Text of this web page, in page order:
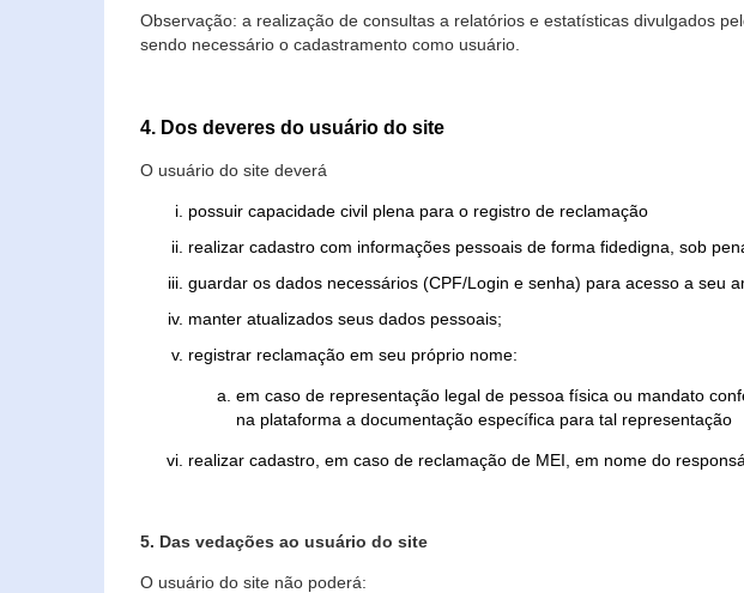
Observação: a realização de consultas a relatórios e estatísticas divulgados
sendo necessário o cadastramento como usuário.
4. Dos deveres do usuário do site
O usuário do site deverá
possuir capacidade civil plena para o registro de reclamação
realizar cadastro com informações pessoais de forma fidedigna, sob
guardar os dados necessários (CPF/Login e senha) para acesso a seu
manter atualizados seus dados pessoais;
registrar reclamação em seu próprio nome:
em caso de representação legal de pessoa física ou mandato
na plataforma a documentação específica para tal representação
realizar cadastro, em caso de reclamação de MEI, em nome do
5. Das vedações ao usuário do site
O usuário do site não poderá: